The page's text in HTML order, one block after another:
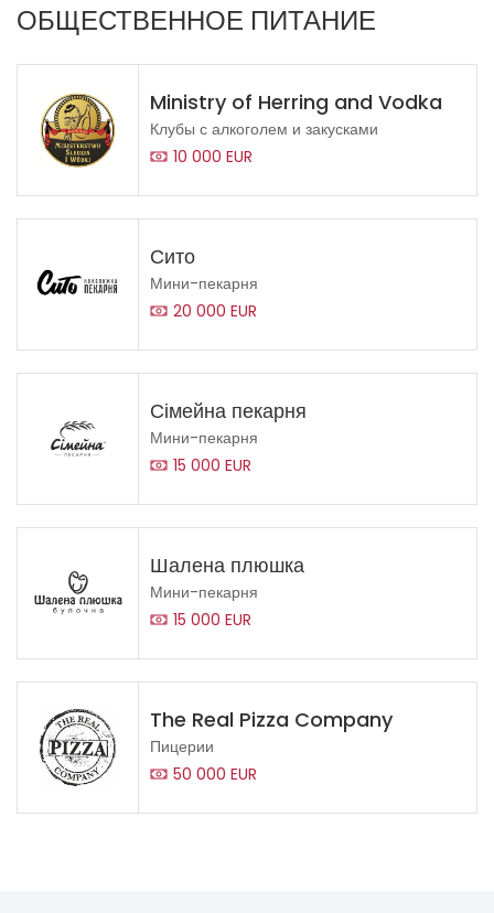
ОБЩЕСТВЕННОЕ ПИТАНИЕ
Ministry of Herring and Vodka
Клубы с алкоголем и закусками
10 000 EUR
Сито
Мини-пекарня
20 000 EUR
Сімейна пекарня
Мини-пекарня
15 000 EUR
Шалена плюшка
Мини-пекарня
15 000 EUR
The Real Pizza Company
Пицерии
50 000 EUR